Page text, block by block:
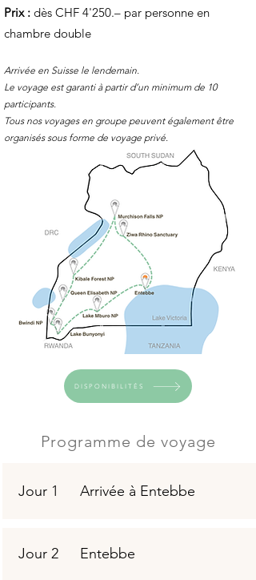
Prix : dès CHF 4'250.– par personne en
chambre double
Arrivée en Suisse le lendemain.
Le voyage est garanti à partir d’un minimum de 10
participants.
Tous nos voyages en groupe peuvent également être
organisés sous forme de voyage privé.
DISPONIBILITÉS
Programme de voyage
Jour 1 Arrivée à Entebbe
Jour 2 Entebbe